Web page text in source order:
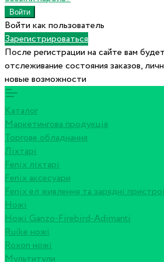
Войти как пользователь
Зарегистрироваться
После регистрации на сайте вам
отслеживание состояния заказов,
новые возможности
Каталог
Маркетингова продукція
Торгове обладнання
Ліхтарі
Fenix ліхтарі
Fenix аксесуари
Fenix ел живлення та зарядні
Ножі
Ножі Ganzo-Firebird-Adimanti
Ruike ножі
Roxon ножi
Мультитули